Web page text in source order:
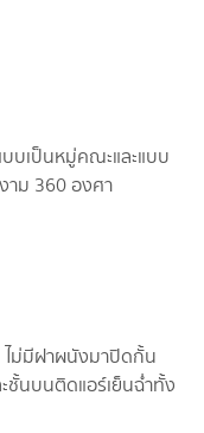
เป็นหมู่คณะและแบบ
ม 360 องศา
ไม่มีฝาผนังมาปิดกั้น
ชั้นบนติดแอร์เย็นฉ่ำทั้ง